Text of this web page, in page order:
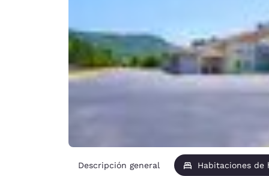
English
English
Asia-Pacífico
Descripción general Habitaciones de